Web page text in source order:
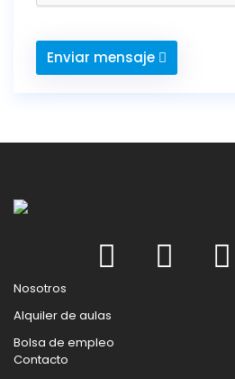
Enviar mensaje
Nosotros
Alquiler de aulas
Bolsa de empleo
Contacto